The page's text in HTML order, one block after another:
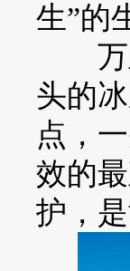
生”的
万里
头的
点，
效的
护，